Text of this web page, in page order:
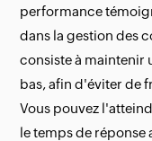
performance
dans la gestion des
consiste à maintenir
bas, afin d'éviter de
Vous pouvez
le temps de réponse